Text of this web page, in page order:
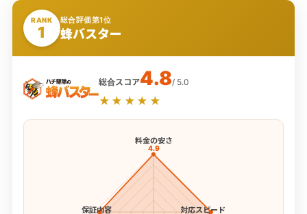
RANK
1
総合評価第1位
蜂バスター
総合スコア4.8/ 5.0
★★★★★
料金の安さ
4.9
対応スピード
保証内容